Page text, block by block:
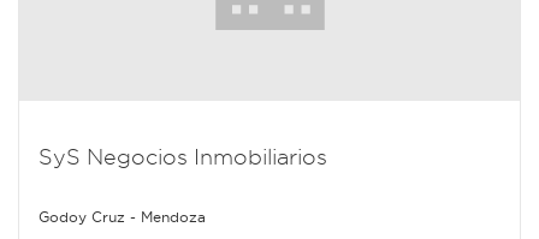
SyS Negocios Inmobiliarios
Godoy Cruz - Mendoza